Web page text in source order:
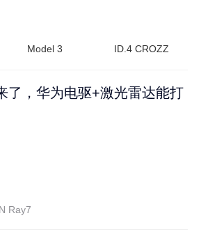
Model 3 ID.4 CROZZ
了，华为电驱+激光雷达能打
Ray7